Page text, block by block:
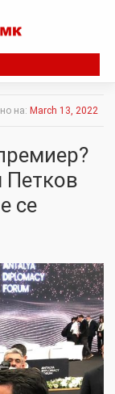
на: March 13, 2022
Петков
се